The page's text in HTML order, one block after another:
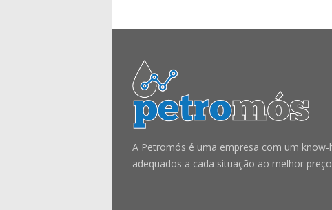
A Petromós é uma empresa com um
adequados a cada situação ao melhor